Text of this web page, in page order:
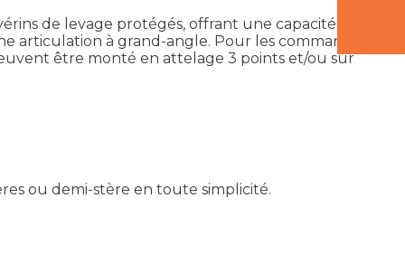
de levage protégés, offrant une capacité de
articulation à grand-angle. Pour les commandes,
être monté en attelage 3 points et/ou sur
ou demi-stère en toute simplicité.